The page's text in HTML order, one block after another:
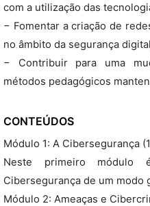
com a utilização das
− Fomentar a criação de
no âmbito da segurança
− Contribuir para uma
métodos pedagógicos
CONTEÚDOS
Módulo 1: A Cibersegurança
Neste primeiro módulo
Cibersegurança de um modo
Módulo 2: Ameaças e